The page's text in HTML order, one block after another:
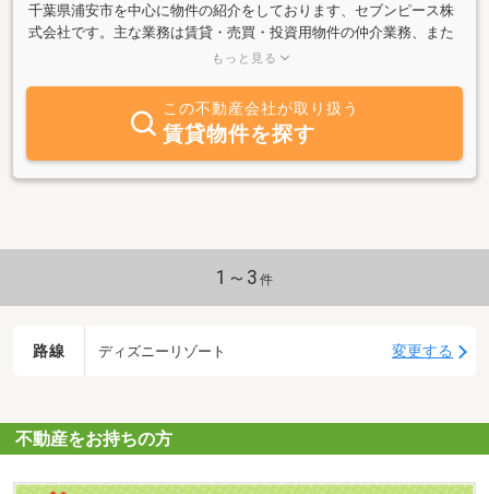
千葉県浦安市を中心に物件の紹介をしております、セブンピース株
式会社です。主な業務は賃貸・売買・投資用物件の仲介業務、また
地元のオーナー様よりご信頼を頂き、賃貸住宅の管理をしておりま
かりとサポートさせて頂き、安心と信頼をモットーにお客様第一で
営業しております。浦安エリア及び周辺エリアでは物件数も豊富で
す、ペット可や短期賃貸、新築・築浅など、人気物件も多数あり、
お客様のライフスタイルにあわせたお部屋をご提案させて頂きま
す。浦安及び周辺環境等に詳しいアドバイザーがご案内致しますの
もっと見る
この不動産会社が取り扱う
賃貸物件を探す
1～3 件
路線 ディズニーリゾート 変更する
不動産をお持ちの方